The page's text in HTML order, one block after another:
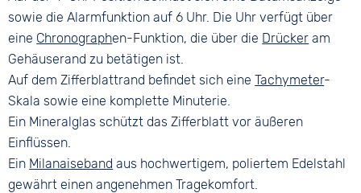
sowie die Alarmfunktion auf 6 Uhr. Die Uhr verfügt über
eine Chronographen-Funktion, die über die Drücker am
Gehäuserand zu betätigen ist.
Auf dem Zifferblattrand befindet sich eineTachymeter-
Skala sowie eine komplette Minuterie.
Ein Mineralglas schützt das Zifferblatt vor äußeren
Einflüssen.
Ein Milanaiseband aus hochwertigem, poliertem Edelstahl
gewährt einen angenehmen Tragekomfort.